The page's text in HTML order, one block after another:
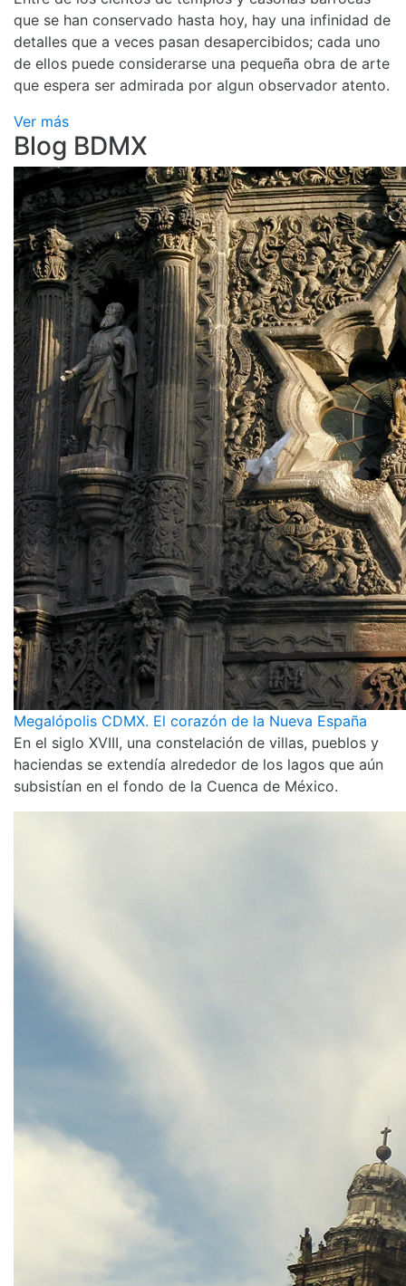
que se han conservado hasta hoy, hay una infinidad de
detalles que a veces pasan desapercibidos; cada uno
de ellos puede considerarse una pequeña obra de arte
que espera ser admirada por algun observador atento.
Ver más
Blog BDMX
Megalópolis CDMX. El corazón de la Nueva España
En el siglo XVIII, una constelación de villas, pueblos y
haciendas se extendía alrededor de los lagos que aún
subsistían en el fondo de la Cuenca de México.